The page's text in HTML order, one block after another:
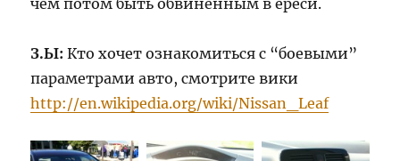
чем потом быть обвиненным в ереси.
З.Ы: Кто хочет ознакомиться с “боевыми”
параметрами авто, смотрите вики
http://en.wikipedia.org/wiki/Nissan_Leaf